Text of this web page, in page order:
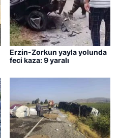
Erzin-Zorkun yayla yolunda
feci kaza: 9 yaralı